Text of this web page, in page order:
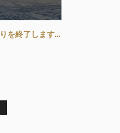
を終了します...